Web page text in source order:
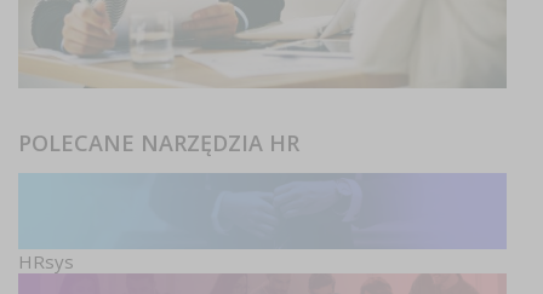
POLECANE NARZĘDZIA HR
HRsys